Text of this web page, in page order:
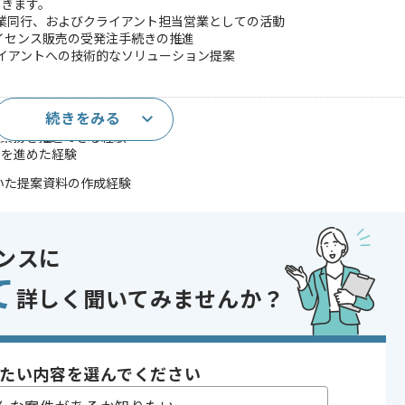
ます。
同行、およびクライアント担当営業としての活動
ンス販売の受発注手続きの推進
アントへの技術的なソリューション提案
務を推進できる経験
進めた経験
提案資料の作成経験
時間
続きをみる
スに
詳しく聞いてみませんか？
い内容を選んでください